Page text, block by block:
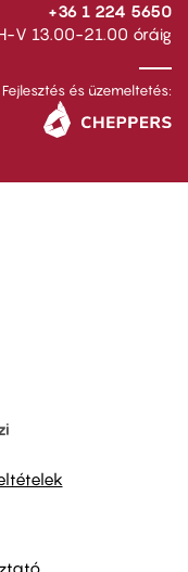
+36 1 224 5650
V 13.00-21.00 óráig
Fejlesztés és üzemeltetés: